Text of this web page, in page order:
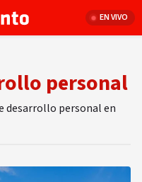
EN VIVO
personal
desarrollo personal en